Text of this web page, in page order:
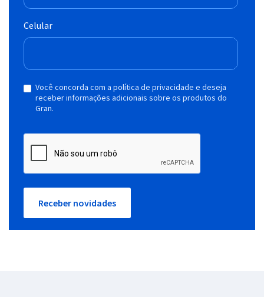
Celular
Você concorda com a política de privacidade e deseja
receber informações adicionais sobre os produtos do
Gran.
Receber novidades